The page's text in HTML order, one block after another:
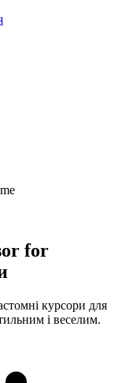
for
курсори для
і веселим.